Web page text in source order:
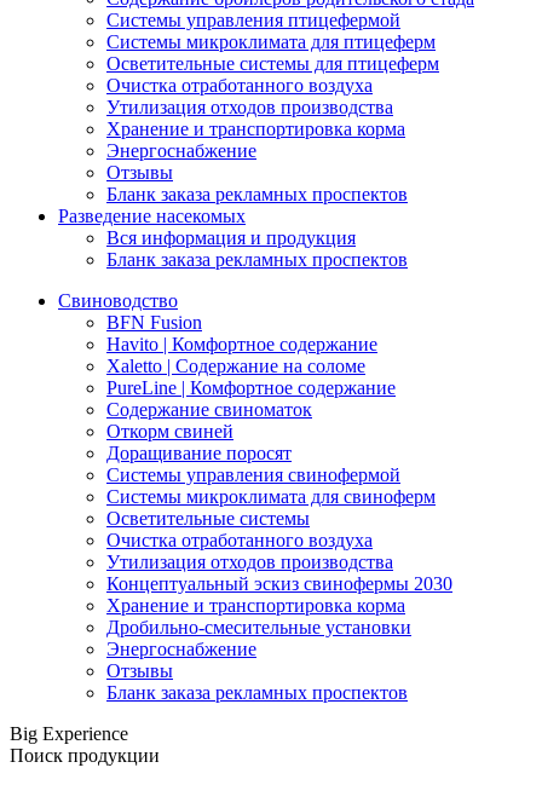
Системы управления птицефермой
Системы микроклимата для птицеферм
Осветительные системы для птицеферм
Очистка отработанного воздуха
Утилизация отходов производства
Хранение и транспортировка корма
Энергоснабжение
Отзывы
Бланк заказа рекламных проспектов
Разведение насекомых
Вся информация и продукция
Бланк заказа рекламных проспектов
Свиноводство
BFN Fusion
Havito | Комфортное содержание
Xaletto | Содержание на соломе
PureLine | Комфортное содержание
Содержание свиноматок
Откорм свиней
Доращивание поросят
Системы управления свинофермой
Системы микроклимата для свиноферм
Осветительные системы
Очистка отработанного воздуха
Утилизация отходов производства
Концептуальный эскиз свинофермы 2030
Хранение и транспортировка корма
Дробильно-смесительные установки
Энергоснабжение
Отзывы
Бланк заказа рекламных проспектов
Big Experience
Поиск продукции